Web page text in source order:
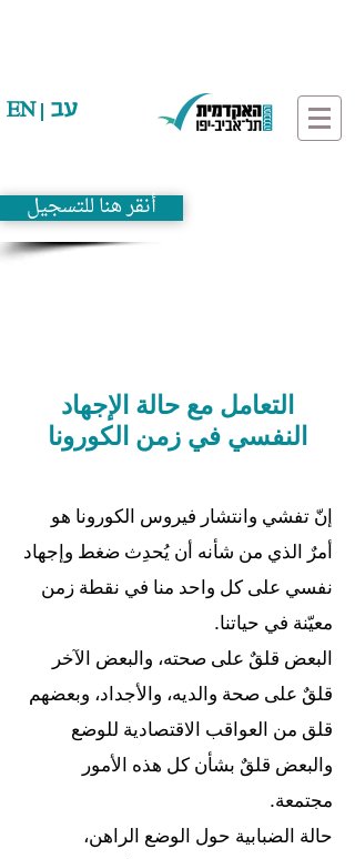
أنقر هنا للتسجيل
EN עב
التعامل مع حالة الإجهاد
النفسي في زمن الكورونا
إنّ تفشي وانتشار فيروس الكورونا هو
أمرٌ الذي من شأنه أن يُحدِث ضغط وإجهاد
نفسي على كل واحد منا في نقطة زمن
معيّنة في حياتنا.
البعض قلقٌ على صحته، والبعض الآخر
قلقٌ على صحة والديه، والأجداد، وبعضهم
قلق من العواقب الاقتصادية للوضع
والبعض قلقٌ بشأن كل هذه الأمور
مجتمعة.
حالة الضبابية حول الوضع الراهن،